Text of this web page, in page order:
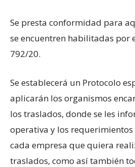
Se presta conformidad para
se encuentren habilitadas por
792/20.
Se establecerá un Protocolo
aplicarán los organismos
los traslados, donde se les
operativa y los requerimientos
cada empresa que quiera
traslados, como así también